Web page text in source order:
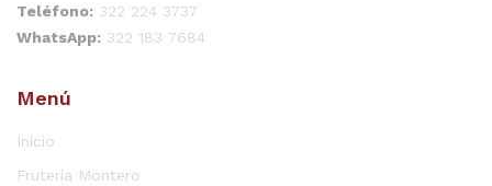
Teléfono: 322 224 3737
WhatsApp: 322 183 7684
Menú
Inicio
Frutería Montero